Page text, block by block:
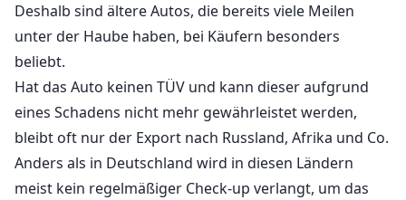
Deshalb sind ältere Autos, die bereits viele Meilen
unter der Haube haben, bei Käufern besonders
beliebt.
Hat das Auto keinen TÜV und kann dieser aufgrund
eines Schadens nicht mehr gewährleistet werden,
bleibt oft nur der Export nach Russland, Afrika und Co.
Anders als in Deutschland wird in diesen Ländern
meist kein regelmäßiger Check-up verlangt, um das